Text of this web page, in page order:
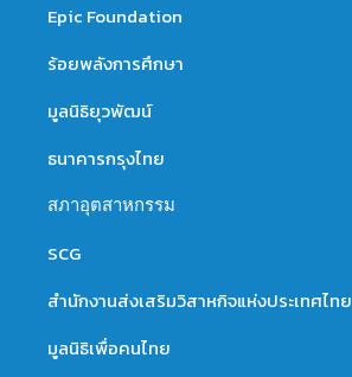
Epic Foundation
ร้อยพลังการศึกษา
มูลนิธิยุวพัฒน์
ธนาคารกรุงไทย
สภาอุตสาหกรรม
SCG
สำนักงานส่งเสริมวิสาหกิจแห่งประเทศไทย
มูลนิธิเพื่อคนไทย